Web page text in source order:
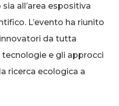
all’area espositiva
L’evento ha riunito
da tutta
e gli approcci
ricerca ecologica a